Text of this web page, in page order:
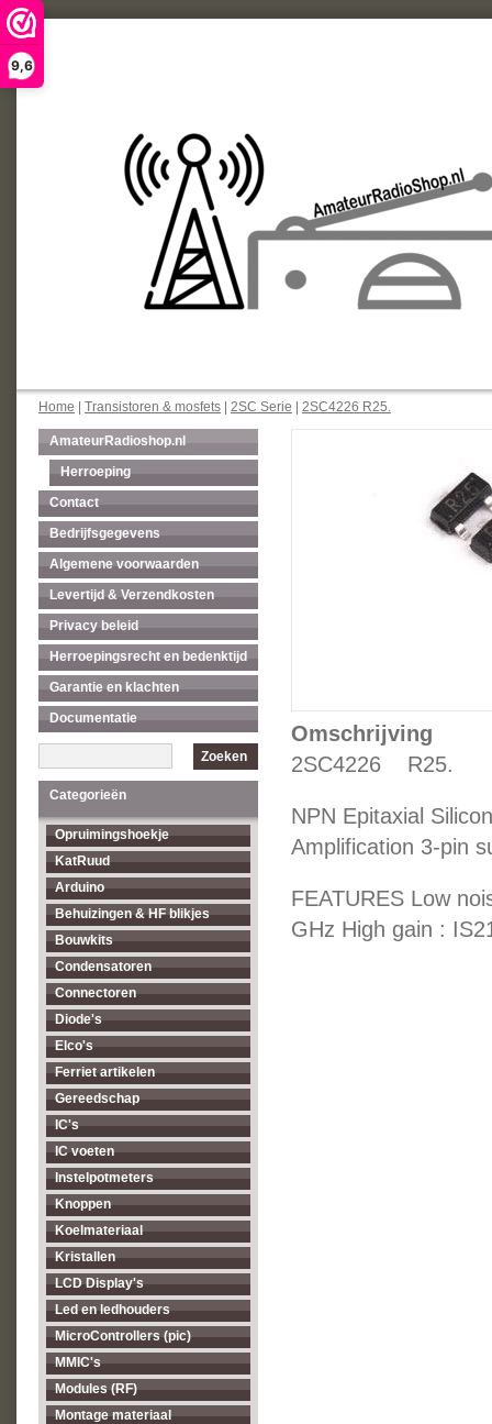
9,6
Home Transistoren & mosfets 2SC Serie 2SC4226 R25.
AmateurRadioshop.nl
Herroeping
Contact
Bedrijfsgegevens
Algemene voorwaarden
Levertijd & Verzendkosten
Privacy beleid
Herroepingsrecht en bedenktijd
Garantie en klachten
Documentatie
Zoeken
Categorieën
Opruimingshoekje
KatRuud
Arduino
Behuizingen & HF blikjes
Bouwkits
Condensatoren
Connectoren
Diode's
Elco's
Ferriet artikelen
Gereedschap
IC's
IC voeten
Instelpotmeters
Knoppen
Koelmateriaal
Kristallen
LCD Display's
Led en ledhouders
MicroControllers (pic)
MMIC's
Modules (RF)
Montage materiaal
Omschrijving
2SC4226 R25.
NPN Epitaxial
Amplification 3-pin
FEATURES Low
GHz High gain :